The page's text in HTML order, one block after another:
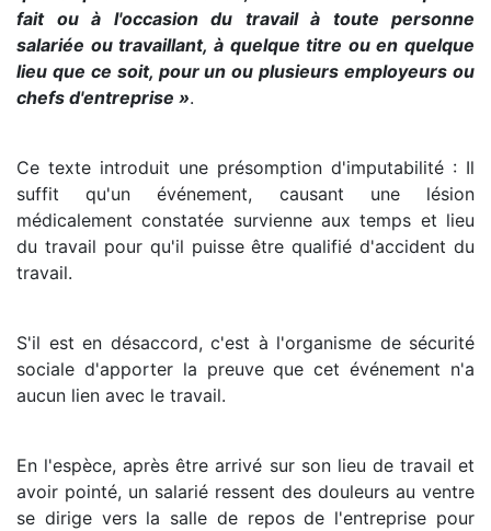
fait ou à l'occasion du travail à toute personne
salariée ou travaillant, à quelque titre ou en quelque
lieu que ce soit, pour un ou plusieurs employeurs ou
chefs d'entreprise ».
Ce texte introduit une présomption d'imputabilité : Il
suffit qu'un événement, causant une lésion
médicalement constatée survienne aux temps et lieu
du travail pour qu'il puisse être qualifié d'accident du
travail.
S'il est en désaccord, c'est à l'organisme de sécurité
sociale d'apporter la preuve que cet événement n'a
aucun lien avec le travail.
En l'espèce, après être arrivé sur son lieu de travail et
avoir pointé, un salarié ressent des douleurs au ventre
se dirige vers la salle de repos de l'entreprise pour